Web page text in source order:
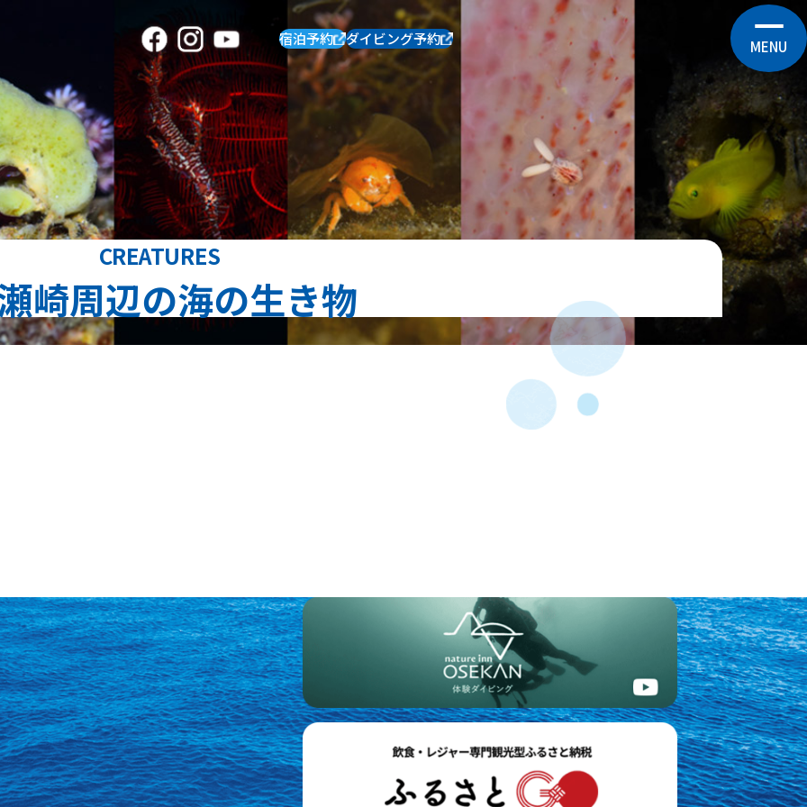
宿泊予約 ダイビング予約 MENU
CREATURES
崎周辺の海の生き物